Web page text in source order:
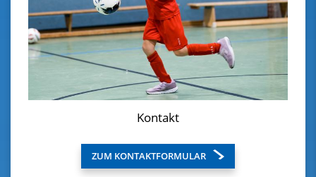
Kontakt
ZUM KONTAKTFORMULAR